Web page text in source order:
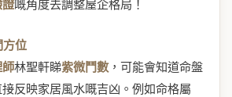
嘅角度去調整屋企格局！
方位
林聖軒睇紫微鬥數，可能會知道命盤
反映家居風水嘅吉凶。例如命格屬